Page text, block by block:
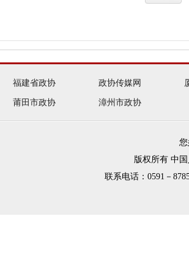
福建省政协 政协传媒网
莆田市政协 漳州市政协
版权所有 中
联系电话：0591－